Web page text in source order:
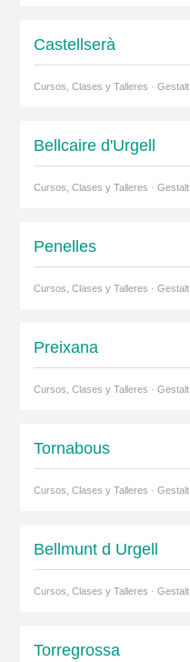
Castellserà
Cursos, Clases y Talleres · Gestalt
Bellcaire d'Urgell
Cursos, Clases y Talleres · Gestalt
Penelles
Cursos, Clases y Talleres · Gestalt
Preixana
Cursos, Clases y Talleres · Gestalt
Tornabous
Cursos, Clases y Talleres · Gestalt
Bellmunt d Urgell
Cursos, Clases y Talleres · Gestalt
Torregrossa